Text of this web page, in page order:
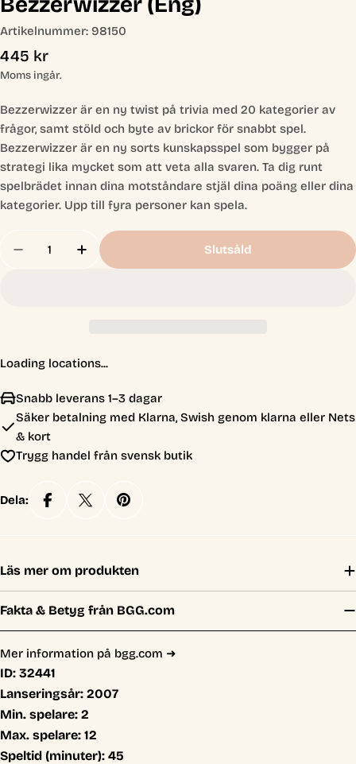
Artikelnummer: 98150
Ordinarie
pris
445 kr
Moms ingår.
Bezzerwizzer är en ny twist på trivia med 20 kategorier av
frågor, samt stöld och byte av brickor för snabbt spel.
Bezzerwizzer är en ny sorts kunskapsspel som bygger på
strategi lika mycket som att veta alla svaren. Ta dig runt
spelbrädet innan dina motståndare stjäl dina poäng eller dina
kategorier. Upp till fyra personer kan spela.
Minska Antal För Bezzerwizzer (Eng)
Öka Antal För Bezzerwizzer (Eng)
Slutsåld
Loading locations...
Snabb leverans 1–3 dagar
Säker betalning med Klarna, Swish genom klarna eller Nets
& kort
Trygg handel från svensk butik
Dela:
Läs mer om produkten
Fakta & Betyg från BGG.com
Mer information på bgg.com ➜
ID: 32441
Lanseringsår: 2007
Min. spelare: 2
Max. spelare: 12
Speltid (minuter): 45